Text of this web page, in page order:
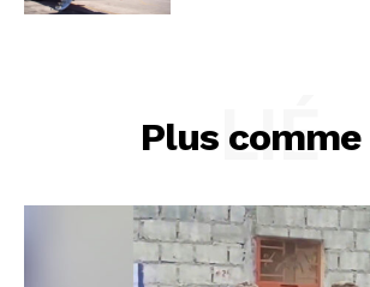
Plus comme
LIÉ